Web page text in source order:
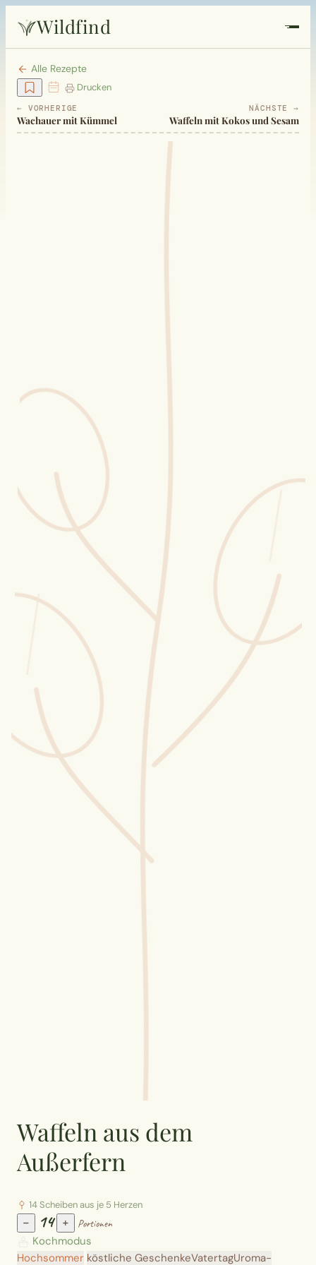
Wildfind
Startseite
Pflanzen
Blüten-Finder
Phänologie-Radar
Vogelstimmen
Gartenplaner
Düngeberater
Challenges
Wusstest du?
Sammlungen
Selber machen
Glossar
Alle Rezepte
Drucken
← VORHERIGE
Wachauer mit Kümmel
NÄCHSTE →
Waffeln mit Kokos und Sesam
Waffeln aus dem
Außerfern
14 Scheiben aus je 5 Herzen
− 14 + Portionen
Kochmodus
Hochsommer köstliche GeschenkeVatertagUroma-